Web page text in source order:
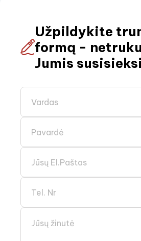
Užpildykite
formą -
Jumis